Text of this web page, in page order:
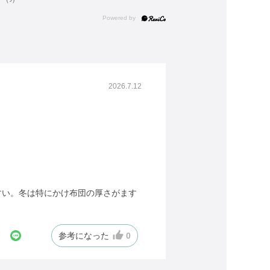
2026.7.12
。冬は特にかけ布団の厚さがます
参考になった 0